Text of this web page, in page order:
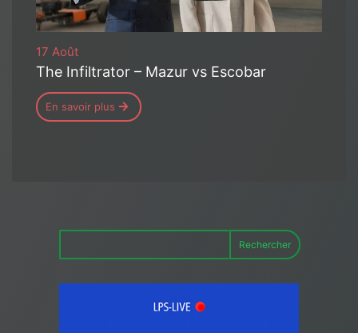
17 Août
The Infiltrator – Mazur vs Escobar
En savoir plus
Rechercher